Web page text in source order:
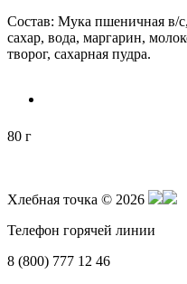
Состав: Мука пшеничная в/
сахар, вода, маргарин,
творог, сахарная пудра.
80 г
Хлебная точка © 2026
Телефон горячей линии
8 (800) 777 12 46